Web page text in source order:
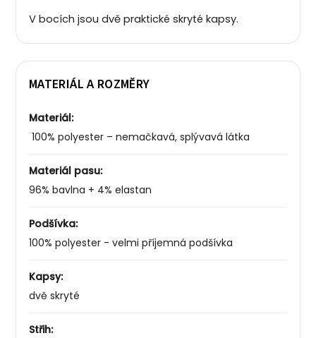
V bocích jsou dvě praktické skryté kapsy.
MATERIÁL A ROZMĚRY
Materiál:
100% polyester – nemačkavá, splývavá látka
Materiál pasu:
96% bavlna + 4% elastan
Podšívka:
100% polyester - velmi příjemná podšívka
Kapsy:
dvě skryté
Střih: